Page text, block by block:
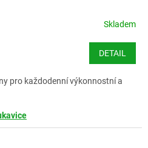
Skladem
DETAIL
pro každodenní výkonnostní a